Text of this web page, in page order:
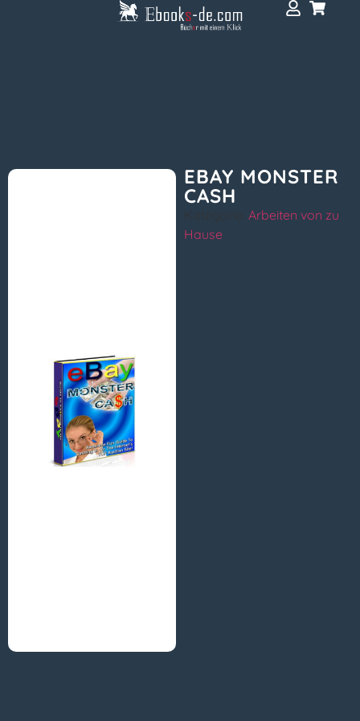
EBAY MONSTER
CASH
Kategorie:Arbeiten von zu
Hause